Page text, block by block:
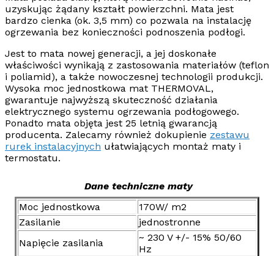
uzyskując żądany kształt powierzchni. Mata jest
bardzo cienka (ok. 3,5 mm) co pozwala na instalację
ogrzewania bez konieczności podnoszenia podłogi.
Jest to mata nowej generacji, a jej doskonałe
właściwości wynikają z zastosowania materiałów (teflon
i poliamid), a także nowoczesnej technologii produkcji.
Wysoka moc jednostkowa mat THERMOVAL,
gwarantuje najwyższą skuteczność działania
elektrycznego systemu ogrzewania podłogowego.
Ponadto mata objęta jest 25 letnią gwarancją
producenta. Zalecamy również dokupienie zestawu
rurek instalacyjnych ułatwiających montaż maty i
termostatu.
Dane techniczne maty
Moc jednostkowa
170W/ m2
Zasilanie
jednostronne
Napięcie zasilania
~ 230 V +/- 15% 50/60
Hz